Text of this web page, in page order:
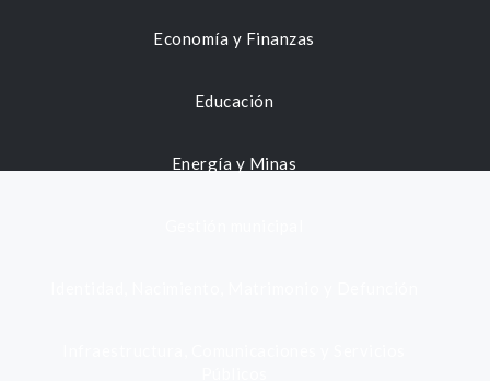
Economía y Finanzas
Educación
Energía y Minas